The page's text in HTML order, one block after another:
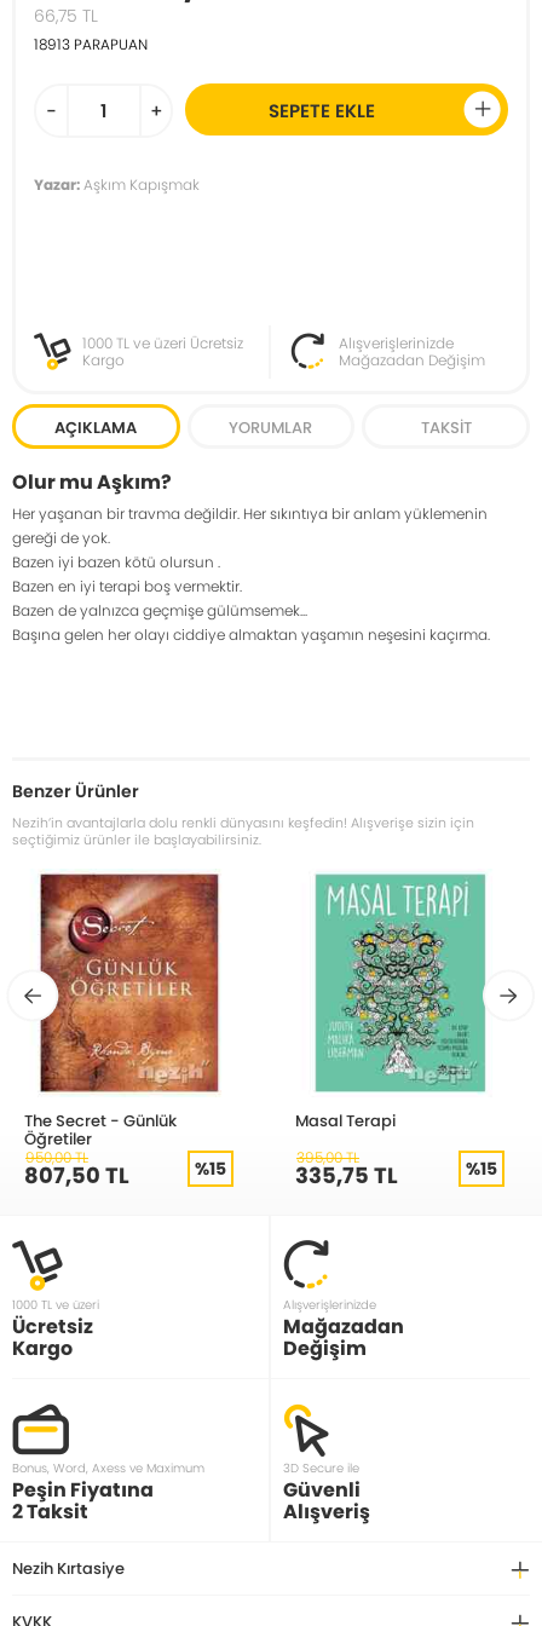
66,75 TL
18913 PARAPUAN
- + SEPETE EKLE
Yazar:Aşkım Kapışmak
1000 TL ve üzeri Ücretsiz
Kargo
Alışverişlerinizde
Mağazadan Değişim
AÇIKLAMA YORUMLAR TAKSIT
Olur mu Aşkım?
Her yaşanan bir travma değildir. Her sıkıntıya bir anlam yüklemenin
gereği de yok.
Bazen iyi bazen kötü olursun .
Bazen en iyi terapi boş vermektir.
Bazen de yalnızca geçmişe gülümsemek...
Başına gelen her olayı ciddiye almaktan yaşamın neşesini kaçırma.
Benzer Ürünler
Nezih’in avantajlarla dolu renkli dünyasını keşfedin! Alışverişe sizin için
seçtiğimiz ürünler ile başlayabilirsiniz.
The Secret - Günlük
Öğretiler
950,00 TL
807,50 TL %15
Masal Terapi
395,00 TL
335,75 TL %15
1000 TL ve üzeri
Ücretsiz
Kargo
Alışverişlerinizde
Mağazadan
Değişim
Bonus, Word, Axess ve Maximum
Peşin Fiyatına
2 Taksit
3D Secure ile
Güvenli
Alışveriş
Nezih Kırtasiye
KVKK